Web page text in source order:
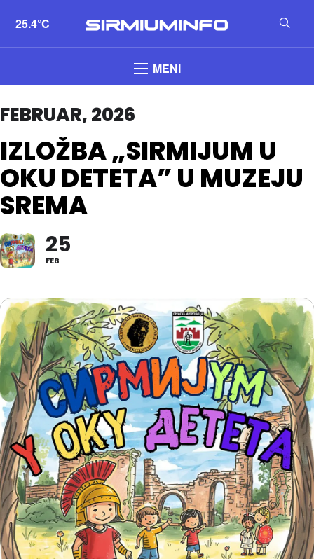
25.4°C
MENI
FEBRUAR, 2026
IZLOŽBA „SIRMIJUM U
OKU DETETA” U MUZEJU
SREMA
25
FEB